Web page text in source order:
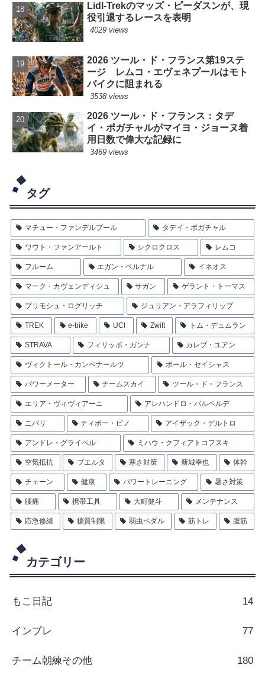
Lidl-Trekのマッズ・ピーダスンが、現
役引退するレースを表明
4029 views
2026 ツール・ド・フランス第19ステ
ージ レムコ・エヴェネプールはモト
バイクに阻まれる
3538 views
2026 ツール・ド・フランス：タデ
イ・ポガチャルがマイヨ・ジョーヌ着
用日数で偉大な記録に
3469 views
タグ
マチュー・ファンデルプール タデイ・ポガチャル
ワウト・ファンアールト シクロクロス レムコ
フルーム エガン・ベルナル イネオス
マーク・カヴェンディシュ サガン ゲラント・トーマス
プリモシュ・ログリッチ ジュリアン・アラフィリップ
TREK e-bike UCI Zwift トム・デュムラン
STRAVA フィリッポ・ガンナ カレブ・ユアン
ヴィクトール・カンペナールツ ポール・セイシャス
パワーメーター チームスカイ ツール・ド・フランス
エリア・ヴィヴィアーニ アレハンドロ・バルベルデ
ニバリ ティボー・ピノ アイザック・デルトロ
アンドレ・グライペル ミハウ・クフィアトコフスキ
空気抵抗 ブエルタ 寒さ対策 新城幸也 体幹
チェーン 健康 パワートレーニング 暑さ対策
腰痛 携帯工具 大町健斗 メンテナンス
応急修繕 糖質制限 弱虫ペダル 筋トレ 腹筋
カテゴリー
もこ日記 14
インプレ 77
チーム朝練その他 180